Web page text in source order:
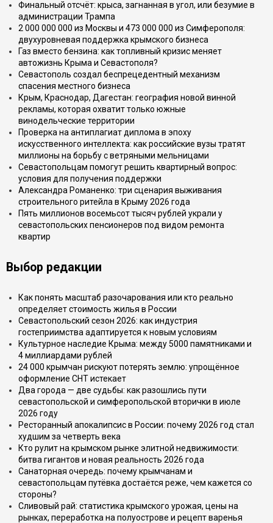
Финальный отсчёт: крыса, загнанная в угол, или безумие в
администрации Трампа
2 000 000 000 из Москвы и 473 000 000 из Симферополя:
двухуровневая поддержка крымского бизнеса
Газ вместо бензина: как топливный кризис меняет
автожизнь Крыма и Севастополя?
Севастополь создал беспрецедентный механизм
спасения местного бизнеса
Крым, Краснодар, Дагестан: география новой винной
рекламы, которая охватит только южные
винодельческие территории
Проверка на антиплагиат диплома в эпоху
искусственного интеллекта: как российские вузы тратят
миллионы на борьбу с ветряными мельницами
Севастопольцам помогут решить квартирный вопрос:
условия для получения поддержки
Александра Романенко: три сценария выживания
строительного ритейла в Крыму 2026 года
Пять миллионов восемьсот тысяч рублей украли у
севастопольских пенсионеров под видом ремонта
квартир
Выбор редакции
Как понять масштаб разочарования или кто реально
определяет стоимость жилья в России
Севастопольский сезон 2026: как индустрия
гостеприимства адаптируется к новым условиям
Культурное наследие Крыма: между 5000 памятниками и
4 миллиардами рублей
24 000 крымчан рискуют потерять землю: упрощённое
оформление СНТ истекает
Два города — две судьбы: как разошлись пути
севастопольской и симферопольской вторички в июле
2026 году
Ресторанный апокалипсис в России: почему 2026 год стал
худшим за четверть века
Кто рулит на крымском рынке элитной недвижимости:
битва гигантов и новая реальность 2026 года
Санаторная очередь: почему крымчанам и
севастопольцам путёвка достаётся реже, чем кажется со
стороны?
Сливовый рай: статистика крымского урожая, цены на
рынках, переработка на полуострове и рецепт варенья